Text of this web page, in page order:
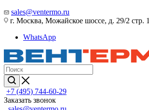
sales@ventermo.ru
г. Москва, Можайское шоссе, д. 29/2 стр. 1
WhatsApp
+7 (495) 744-60-29
Заказать звонок